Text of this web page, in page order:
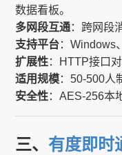
数据看板。
多网段互通：跨网段
支持平台：Windows
扩展性：HTTP接口
适用规模：50-500人
安全性：AES-256本
三、 有度即时